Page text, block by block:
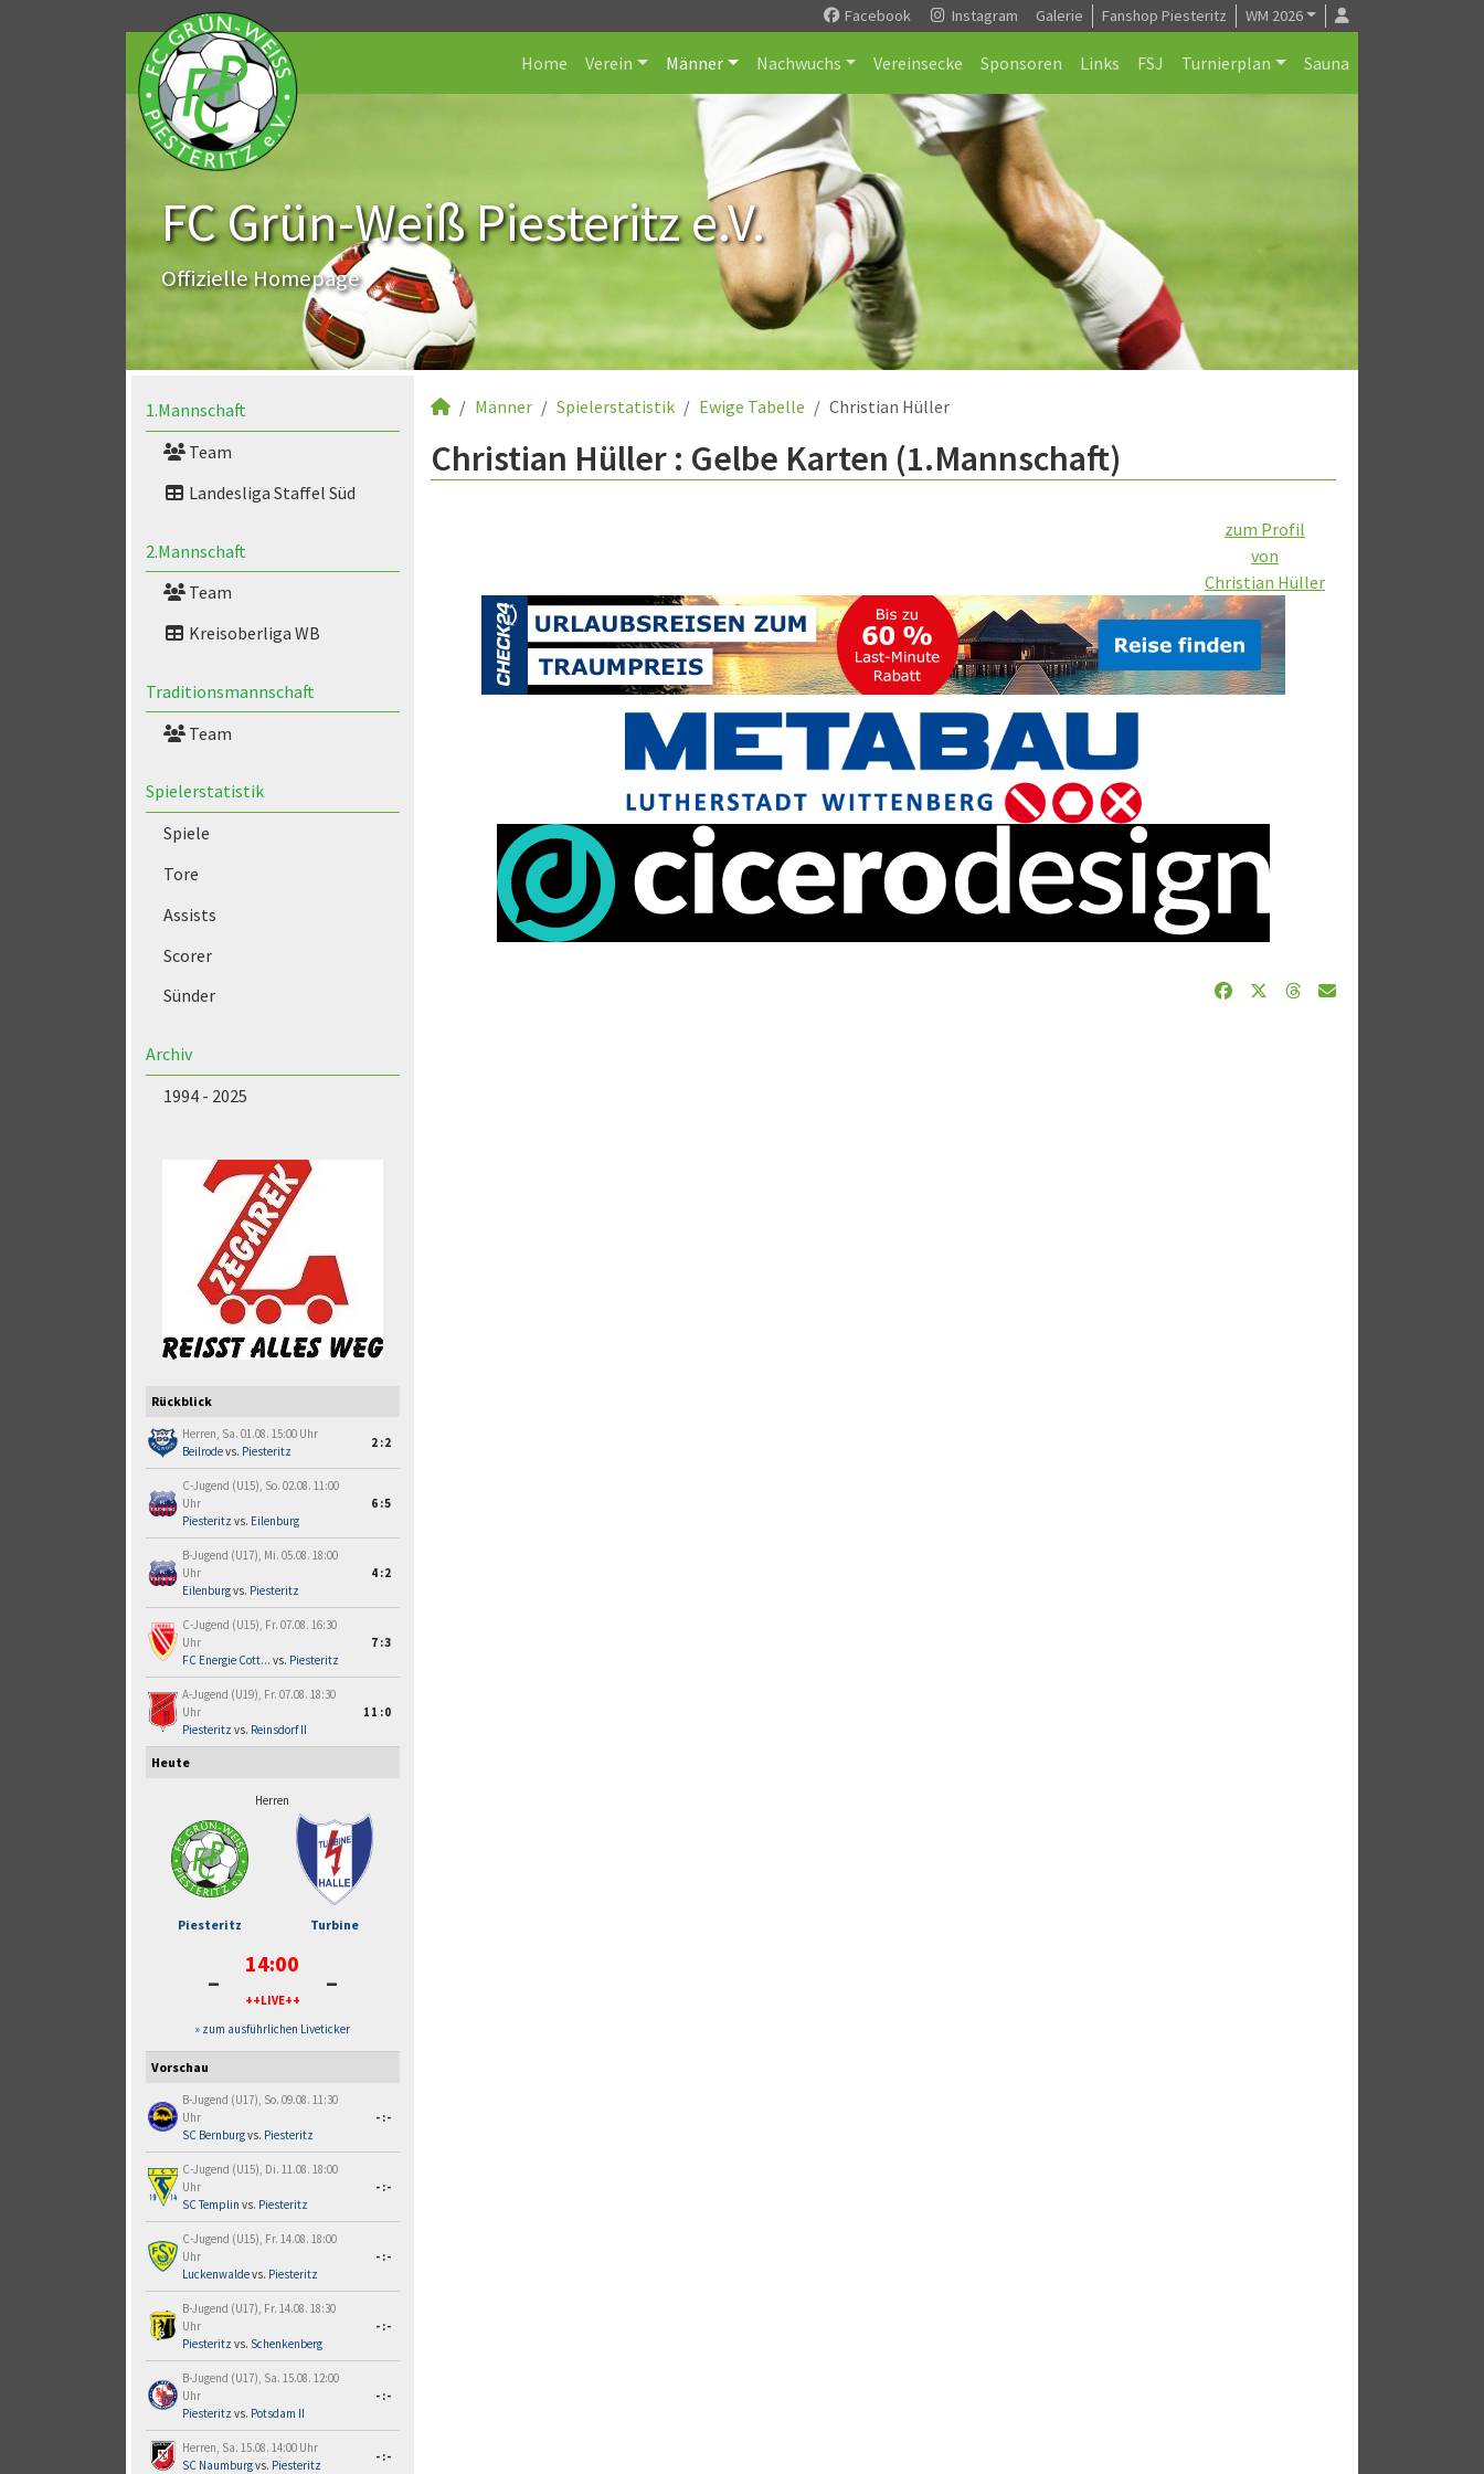
Facebook Instagram Galerie Fanshop Piesteritz WM 2026
Home Verein Männer Nachwuchs Vereinsecke Sponsoren Links FSJ Turnierplan Sauna
FC Grün-Weiß Piesteritz e.V.
Offizielle Homepage
1.Mannschaft
Team
Landesliga Staffel Süd
2.Mannschaft
Team
Kreisoberliga WB
Traditionsmannschaft
Team
Spielerstatistik
Spiele
Tore
Assists
Scorer
Sünder
Archiv
1994 - 2025
Rückblick
Herren, Sa. 01.08. 15:00 Uhr
Beilrodevs. Piesteritz
2:2
C-Jugend (U15), So. 02.08. 11:00
Uhr
Piesteritz vs. Eilenburg
6:5
B-Jugend (U17), Mi. 05.08. 18:00
Uhr
Eilenburgvs. Piesteritz
4:2
C-Jugend (U15), Fr. 07.08. 16:30
Uhr
FC Energie Cott... vs. Piesteritz
7:3
A-Jugend (U19), Fr. 07.08. 18:30
Uhr
Piesteritz vs. Reinsdorf II
11:0
Heute
Herren
Piesteritz Turbine
- 14:00
++LIVE++ -
» zum ausführlichen Liveticker
Vorschau
B-Jugend (U17), So. 09.08. 11:30
Uhr
SC Bernburgvs. Piesteritz
-:-
C-Jugend (U15), Di. 11.08. 18:00
Uhr
SC Templin vs. Piesteritz
-:-
C-Jugend (U15), Fr. 14.08. 18:00
Uhr
Luckenwaldevs. Piesteritz
-:-
B-Jugend (U17), Fr. 14.08. 18:30
Uhr
Piesteritz vs. Schenkenberg
-:-
B-Jugend (U17), Sa. 15.08. 12:00
Uhr
Piesteritz vs. Potsdam II
-:-
Herren, Sa. 15.08. 14:00 Uhr
SC Naumburgvs. Piesteritz
-:-
Männer Spielerstatistik Ewige Tabelle Christian Hüller
Christian Hüller : Gelbe Karten (1.Mannschaft)
zum Profil
von
Christian Hüller